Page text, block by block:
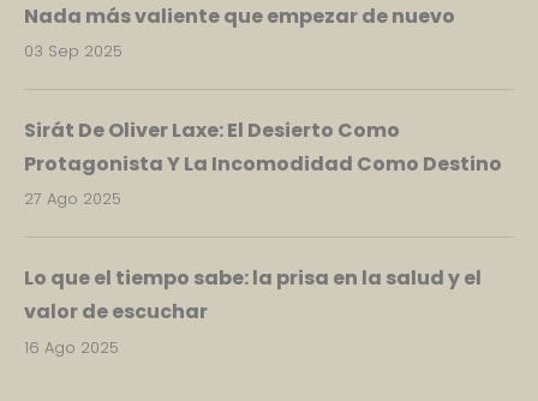
Nada más valiente que empezar de nuevo
03 Sep 2025
Sirát De Oliver Laxe: El Desierto Como
Protagonista Y La Incomodidad Como Destino
27 Ago 2025
Lo que el tiempo sabe: la prisa en la salud y el
valor de escuchar
16 Ago 2025